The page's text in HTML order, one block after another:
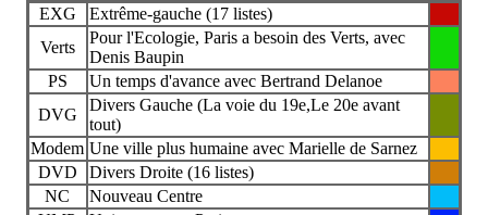
EXG
Extrême-gauche (17 listes)
Verts
Pour l'Ecologie, Paris a besoin des Verts, avec
Denis Baupin
PS
Un temps d'avance avec Bertrand Delanoe
DVG
Divers Gauche (La voie du 19e,Le 20e avant
tout)
Modem Une ville plus humaine avec Marielle de Sarnez
DVD
Divers Droite (16 listes)
NC
Nouveau Centre